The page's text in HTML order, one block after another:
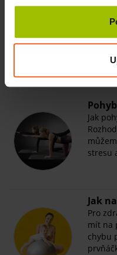
Ruka se
3029 Kč
Související
Jak
stresu
​Jak
Pro
mít na
chybu